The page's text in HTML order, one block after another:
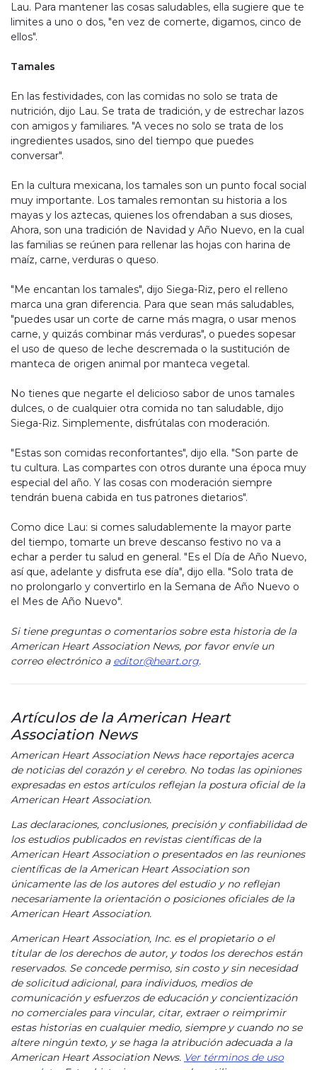
Lau. Para mantener las cosas saludables, ella sugiere que te
limites a uno o dos, "en vez de comerte, digamos, cinco de
ellos".
Tamales
En las festividades, con las comidas no solo se trata de
nutrición, dijo Lau. Se trata de tradición, y de estrechar lazos
con amigos y familiares. "A veces no solo se trata de los
ingredientes usados, sino del tiempo que puedes
conversar".
En la cultura mexicana, los tamales son un punto focal social
muy importante. Los tamales remontan su historia a los
mayas y los aztecas, quienes los ofrendaban a sus dioses,
Ahora, son una tradición de Navidad y Año Nuevo, en la cual
las familias se reúnen para rellenar las hojas con harina de
maíz, carne, verduras o queso.
"Me encantan los tamales", dijo Siega-Riz, pero el relleno
marca una gran diferencia. Para que sean más saludables,
"puedes usar un corte de carne más magra, o usar menos
carne, y quizás combinar más verduras", o puedes sopesar
el uso de queso de leche descremada o la sustitución de
manteca de origen animal por manteca vegetal.
No tienes que negarte el delicioso sabor de unos tamales
dulces, o de cualquier otra comida no tan saludable, dijo
Siega-Riz. Simplemente, disfrútalas con moderación.
"Estas son comidas reconfortantes", dijo ella. "Son parte de
tu cultura. Las compartes con otros durante una época muy
especial del año. Y las cosas con moderación siempre
tendrán buena cabida en tus patrones dietarios".
Como dice Lau: si comes saludablemente la mayor parte
del tiempo, tomarte un breve descanso festivo no va a
echar a perder tu salud en general. "Es el Día de Año Nuevo,
así que, adelante y disfruta ese día", dijo ella. "Solo trata de
no prolongarlo y convertirlo en la Semana de Año Nuevo o
el Mes de Año Nuevo".
Si tiene preguntas o comentarios sobre esta historia de la
American Heart Association News, por favor envíe un
correo electrónico a editor@heart.org.
Artículos de la American Heart
Association News
American Heart Association News hace reportajes acerca
de noticias del corazón y el cerebro. No todas las opiniones
expresadas en estos artículos reflejan la postura oficial de la
American Heart Association.
Las declaraciones, conclusiones, precisión y confiabilidad de
los estudios publicados en revistas científicas de la
American Heart Association o presentados en las reuniones
científicas de la American Heart Association son
únicamente las de los autores del estudio y no reflejan
necesariamente la orientación o posiciones oficiales de la
American Heart Association.
American Heart Association, Inc. es el propietario o el
titular de los derechos de autor, y todos los derechos están
reservados. Se concede permiso, sin costo y sin necesidad
de solicitud adicional, para individuos, medios de
comunicación y esfuerzos de educación y concientización
no comerciales para vincular, citar, extraer o reimprimir
estas historias en cualquier medio, siempre y cuando no se
altere ningún texto, y se haga la atribución adecuada a la
American Heart Association News. Ver términos de uso